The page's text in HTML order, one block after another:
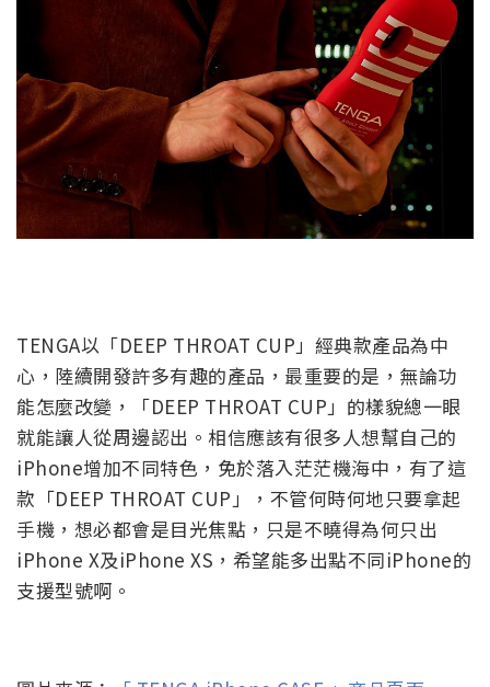
TENGA以「DEEP THROAT CUP」經典款產品為中
心，陸續開發許多有趣的產品，最重要的是，無論功
能怎麼改變，「DEEP THROAT CUP」的樣貌總一眼
就能讓人從周邊認出。相信應該有很多人想幫自己的
iPhone增加不同特色，免於落入茫茫機海中，有了這
款「DEEP THROAT CUP」，不管何時何地只要拿起
手機，想必都會是目光焦點，只是不曉得為何只出
iPhone X及iPhone XS，希望能多出點不同iPhone的
支援型號啊。